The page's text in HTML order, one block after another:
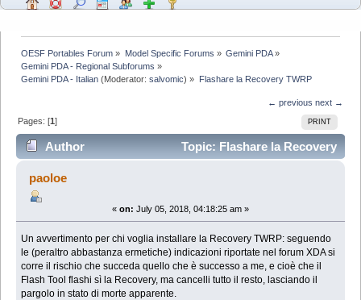
OESF Portables Forum » Model Specific Forums » Gemini PDA»
Gemini PDA - Regional Subforums »
Gemini PDA - Italian (Moderator:salvomic) » Flashare la Recovery TWRP
← previous next →
PRINT
Pages: [1]
Author
Topic: Flashare la Recovery
TWRP (Read 15170 times)
paoloe
« on: July 05, 2018, 04:18:25 am »
Un avvertimento per chi voglia installare la Recovery TWRP: seguendo
le (peraltro abbastanza ermetiche) indicazioni riportate nel forum XDA si
corre il rischio che succeda quello che è successo a me, e cioè che il
Flash Tool flashi sì la Recovery, ma cancelli tutto il resto, lasciando il
pargolo in stato di morte apparente.